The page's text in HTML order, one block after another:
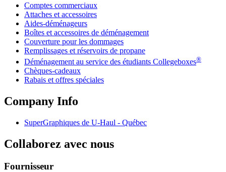
Comptes commerciaux
Attaches et accessoires
Aides-déménageurs
Boîtes et accessoires de déménagement
Couverture pour les dommages
Remplissages et réservoirs de propane
Déménagement au service des étudiants Collegeboxes®
Chèques-cadeaux
Rabais et offres spéciales
Company Info
SuperGraphiques de U-Haul - Québec
Collaborez avec nous
Fournisseur